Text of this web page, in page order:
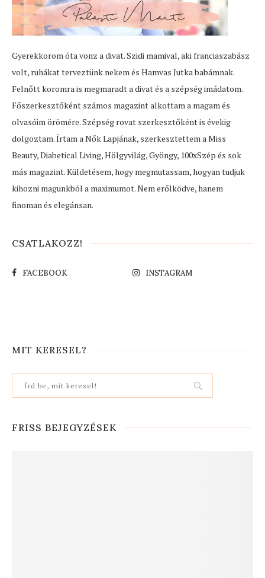
Gyerekkorom óta vonz a divat. Szidi mamival, aki franciaszabász
volt, ruhákat terveztünk nekem és Hamvas Jutka babámnak.
Felnőtt koromra is megmaradt a divat és a szépség imádatom.
Főszerkesztőként számos magazint alkottam a magam és
olvasóim örömére. Szépség rovat szerkesztőként is évekig
dolgoztam. Írtam a Nők Lapjának, szerkesztettem a Miss
Beauty, Diabetical Living, Hölgyvilág, Gyöngy, 100xSzép és sok
más magazint. Küldetésem, hogy megmutassam, hogyan tudjuk
kihozni magunkból a maximumot. Nem erőlködve, hanem
finoman és elegánsan.
CSATLAKOZZ!
FACEBOOK INSTAGRAM
MIT KERESEL?
FRISS BEJEGYZÉSEK